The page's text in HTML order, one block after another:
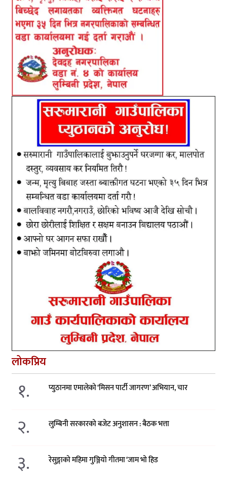
लोकप्रिय
१. प्युठानमा एमालेको ‘मिसन पार्टी जागरण’ अभियान, चार
२. लुम्बिनी सरकारको बजेट अनुशासन : बैठक भत्ता
३. रेसुङ्गाको महिमा गुञ्जियो गीतमा ‘जाम भो हिड